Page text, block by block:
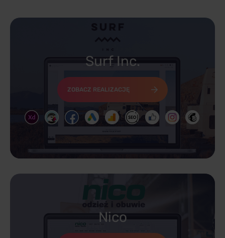
Surf Inc.
ZOBACZ REALIZACJĘ
Nico